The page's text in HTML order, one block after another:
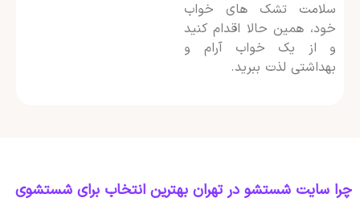
سلامت تشک های خواب
خود، همین حالا اقدام کنید
و از یک خواب آرام و
بهداشتی لذت ببرید.
چرا سایت شستشو در تهران بهترین انتخاب برای شستشوی